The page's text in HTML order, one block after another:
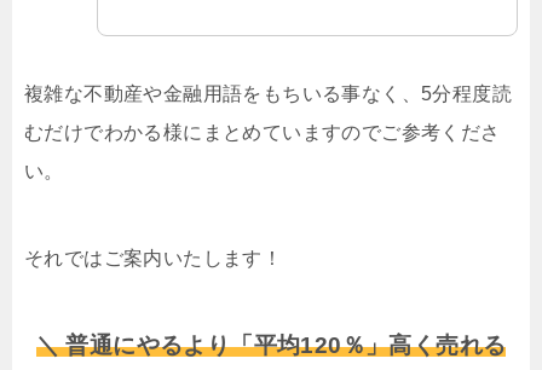
複雑な不動産や金融用語をもちいる事なく、5分程度読
むだけでわかる様にまとめていますのでご参考くださ
い。
それではご案内いたします！
＼ 普通にやるより「平均120％」高く売れる